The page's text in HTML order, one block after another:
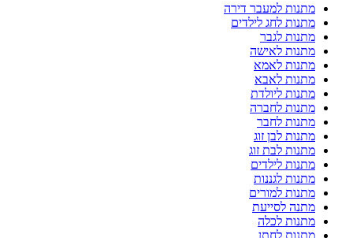
מתנות למעבר דירה
מתנות לחג לילדים
מתנות לגבר
מתנות לאישה
מתנות לאמא
מתנות לאבא
מתנות ליולדת
מתנות לחברה
מתנות לחבר
מתנות לבן זוג
מתנות לבת זוג
מתנות לילדים
מתנות לגננות
מתנות למורים
מתנה לסייעת
מתנות לכלה
מתנות לחתן